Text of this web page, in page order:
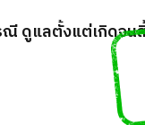
ดูแลตั้งแต่เกิดจน